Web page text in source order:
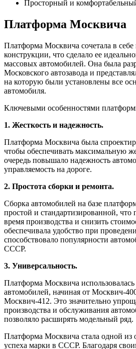
Просторный и
Платформа Москвича
Платформа Москвича сочетала в
конструкции, что сделало ее
массовых автомобилей. Она была
Московского автозавода и
на которую были установлены все
автомобиля.
Ключевыми особенностями
1. Жесткость и надежность.
Платформа Москвича была
чтобы обеспечивать максимальную
очередь повышало надежность
управляемость на дороге.
2. Простота сборки и ремонта.
Сборка автомобилей на базе
простой и стандартизированной, что
время производства и снизить
обеспечивала удобство при
способствовало популярности
СССР.
3. Универсальность.
Платформа Москвича
автомобилей, начиная от Москвич-
Москвич-412. Это значительно
производства и обслуживания
позволяло расширять модельный ряд.
Платформа Москвича стала одной из
успеха марки в СССР. Благодаря